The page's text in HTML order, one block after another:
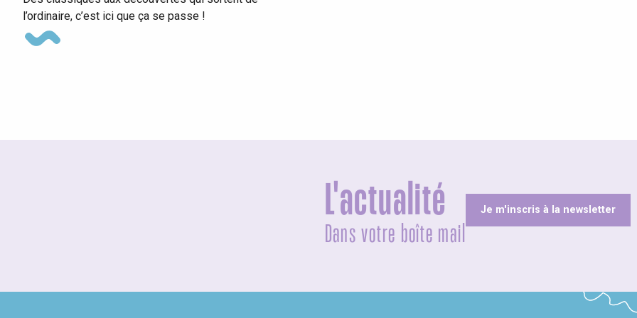
l’ordinaire, c’est ici que ça se passe !
L'actualité
Dans votre boîte mail
Je m'inscris à la newsletter